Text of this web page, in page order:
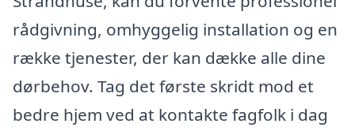
rådgivning, omhyggelig installation og en
række tjenester, der kan dække alle dine
dørbehov. Tag det første skridt mod et
bedre hjem ved at kontakte fagfolk i dag